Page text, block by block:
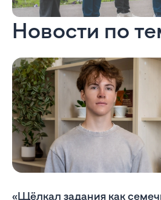
Новости по
«Щёлкал задания как